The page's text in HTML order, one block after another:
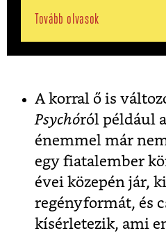
Tovább olvasok
A korral ő is
Psychóról például
énemmel már
egy fiatalember
évei közepén jár,
regényformát, és
kísérletezik, ami